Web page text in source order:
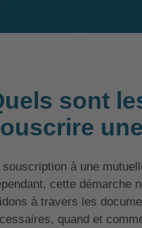
sont
souscription à une
cette démarche
à travers les
quand et